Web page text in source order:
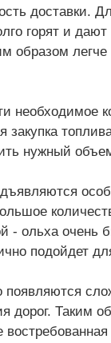
доставки.
горят и
образом
необходимое
закупка
нужный
- ольха очень
подойдет
дорог. Таким